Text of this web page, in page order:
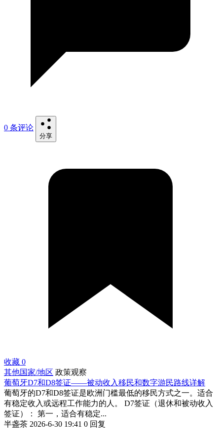
0 条评论
分享
收藏 0
其他国家/地区 政策观察
葡萄牙D7和D8签证——被动收入移民和数字游民路线详解
葡萄牙的D7和D8签证是欧洲门槛最低的移民方式之一。适合
有稳定收入或远程工作能力的人。 D7签证（退休和被动收入
签证）： 第一，适合有稳定...
半盏茶 2026-6-30 19:41 0 回复